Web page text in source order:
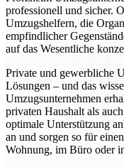
professionell und sicher.
Umzugshelfern, die
empfindlicher
auf das Wesentliche
Private und gewerbliche
Lösungen – und das
Umzugsunternehmen
privaten Haushalt als
optimale Unterstützung
an und sorgen so für
Wohnung, im Büro oder